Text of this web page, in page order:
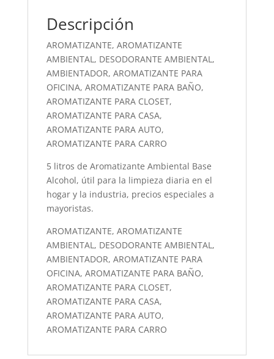
Descripción
AROMATIZANTE, AROMATIZANTE
AMBIENTAL, DESODORANTE AMBIENTAL,
AMBIENTADOR, AROMATIZANTE PARA
OFICINA, AROMATIZANTE PARA BAÑO,
AROMATIZANTE PARA CLOSET,
AROMATIZANTE PARA CASA,
AROMATIZANTE PARA AUTO,
AROMATIZANTE PARA CARRO
5 litros de Aromatizante Ambiental Base
Alcohol, útil para la limpieza diaria en el
hogar y la industria, precios especiales a
mayoristas.
AROMATIZANTE, AROMATIZANTE
AMBIENTAL, DESODORANTE AMBIENTAL,
AMBIENTADOR, AROMATIZANTE PARA
OFICINA, AROMATIZANTE PARA BAÑO,
AROMATIZANTE PARA CLOSET,
AROMATIZANTE PARA CASA,
AROMATIZANTE PARA AUTO,
AROMATIZANTE PARA CARRO